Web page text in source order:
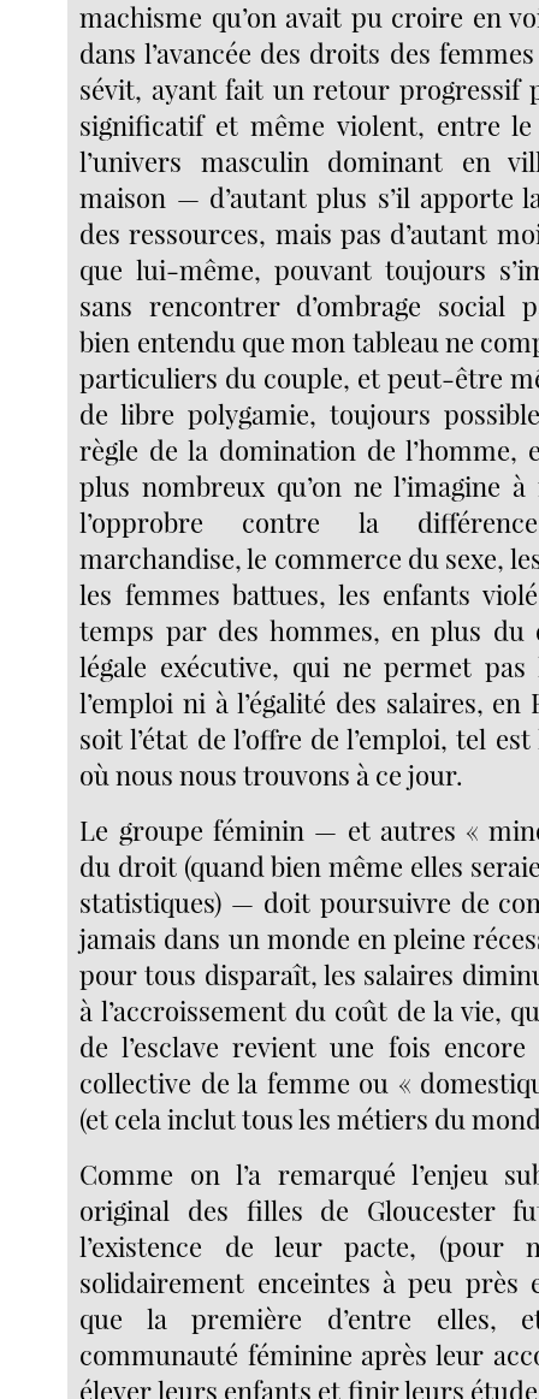
machisme qu’on avait pu croire en
dans l’avancée des droits des
sévit, ayant fait un retour progressif
significatif et même violent, entre
l’univers masculin dominant en
maison — d’autant plus s’il apporte
des ressources, mais pas d’autant
que lui-même, pouvant toujours
sans rencontrer d’ombrage social
bien entendu que mon tableau ne
particuliers du couple, et peut-être
de libre polygamie, toujours
règle de la domination de l’homme,
plus nombreux qu’on ne l’imagine
l’opprobre contre la
marchandise, le commerce du sexe,
les femmes battues, les enfants
temps par des hommes, en plus du
légale exécutive, qui ne permet
l’emploi ni à l’égalité des salaires, en
soit l’état de l’offre de l’emploi, tel est
où nous nous trouvons à ce jour.
Le groupe féminin — et autres «
du droit (quand bien même elles
statistiques) — doit poursuivre de
jamais dans un monde en pleine
pour tous disparaît, les salaires
à l’accroissement du coût de la vie,
de l’esclave revient une fois encore
collective de la femme ou «
(et cela inclut tous les métiers du
Comme on l’a remarqué l’enjeu
original des filles de Gloucester
l’existence de leur pacte, (pour
solidairement enceintes à peu près
que la première d’entre elles,
communauté féminine après leur
élever leurs enfants et finir leurs